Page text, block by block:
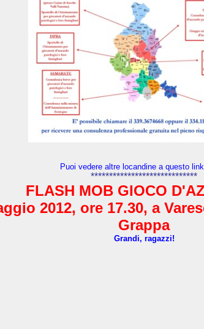
Puoi vedere altre locandine a questo
*****************************
FLASH MOB GIOCO
2012, ore 17.30, a
Grappa
Grandi, ragazzi!